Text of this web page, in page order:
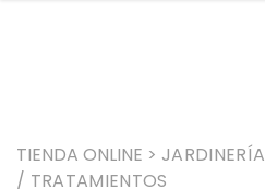
TIENDA ONLINE > JARDINERÍA
/ TRATAMIENTOS